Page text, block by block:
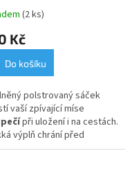
rozměr 25 x 25 cm
(2 ks)
Kč
Do košíku
polstrovaný sáček
vaší zpívající míse
při uložení i na cestách.
výplň chrání před
a tlumí nárazy.